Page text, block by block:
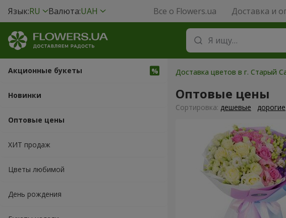
Язык:RU Валюта:UAH Все о Flowers.ua Доставка и
Акционные букеты
Новинки
Оптовые цены
ХИТ продаж
Цветы любимой
День рождения
Доставка цветов в г. Старый
Оптовые цены
Cортировка: дешевые дорогие